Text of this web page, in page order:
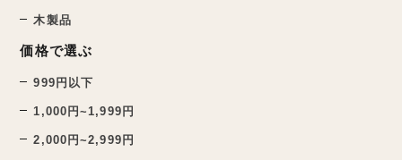
木製品
価格で選ぶ
999円以下
1,000円~1,999円
2,000円~2,999円